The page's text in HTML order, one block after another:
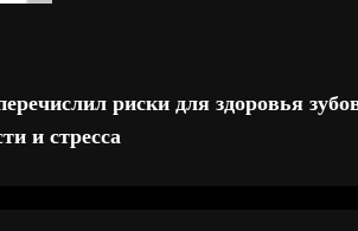
риски для здоровья
и стресса